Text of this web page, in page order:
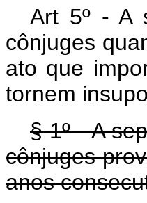
Art 5º - A
cônjuges
ato que
tornem
§ 1º - A
cônjuges
anos